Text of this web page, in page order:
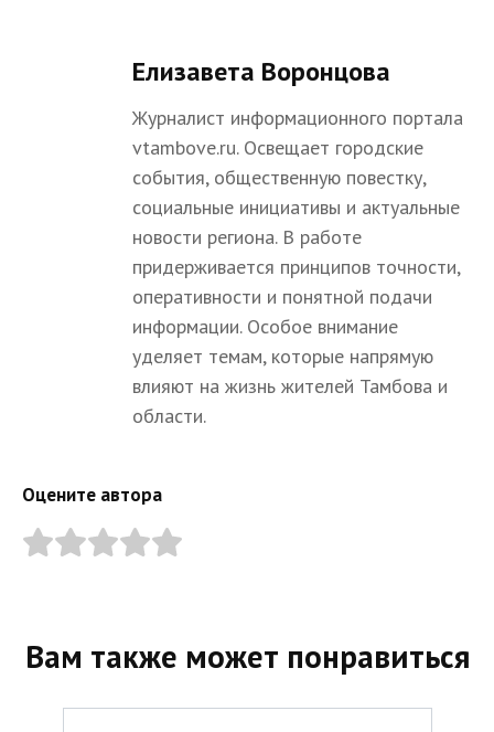
Елизавета Воронцова
Журналист информационного портала
vtambove.ru. Освещает городские
события, общественную повестку,
социальные инициативы и актуальные
новости региона. В работе
придерживается принципов точности,
оперативности и понятной подачи
информации. Особое внимание
уделяет темам, которые напрямую
влияют на жизнь жителей Тамбова и
области.
Оцените автора
Вам также может понравиться